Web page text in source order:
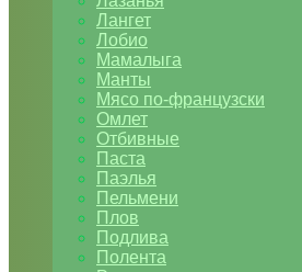
Лангет
Лобио
Мамалыга
Манты
Мясо по-французски
Омлет
Отбивные
Паста
Паэлья
Пельмени
Плов
Подлива
Полента